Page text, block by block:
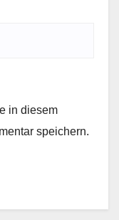
in diesem
speichern.